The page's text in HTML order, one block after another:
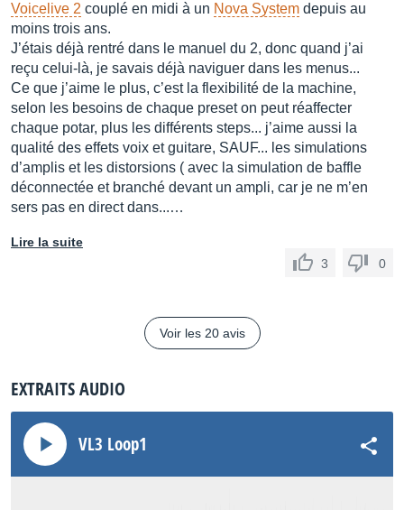
Delay – with styles from TC Electronic
Delay
All the classic Delaytypes, including styles from TC
Electronic’sFlashback Delay
Reverb – with styles from TC Electronic
Reverb
Slaps, plates, springs, and rooms galore, including
Hall of Fame Reverb
Lush chorus FX and silky detunes, including styles
Flanger – with styles from TC Electronic
Voicelive 2 couplé en midi à un Nova System depuis au
moins trois ans.
J’étais déjà rentré dans le manuel du 2, donc quand j’ai
reçu celui-là, je savais déjà naviguer dans les menus...
Ce que j’aime le plus, c’est la flexibilité de la machine,
selon les besoins de chaque preset on peut réaffecter
chaque potar, plus les différents steps... j’aime aussi la
qualité des effets voix et guitare, SAUF... les simulations
d’amplis et les distorsions ( avec la simulation de baffle
déconnectée et branché devant un ampli, car je ne m’en
sers pas en direct dans...…
Lire la suite
3
0
Voir les 20 avis
EXTRAITS AUDIO
VL3 Loop1